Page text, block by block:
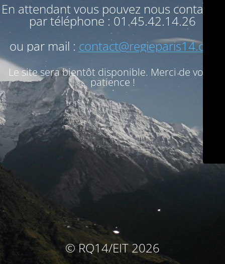
En attendant vous pouvez nous contacter
par téléphone : 01.45.42.14.26
ou par mail : contact@regieparis14.org
Le site sera bientôt disponible. Merci de votre
patience !
© RQ14/EIT 2026